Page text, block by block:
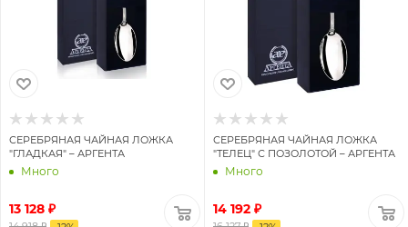
СЕРЕБРЯНАЯ ЧАЙНАЯ ЛОЖКА
"ГЛАДКАЯ" – АРГЕНТА
Много
13 128 ₽
СЕРЕБРЯНАЯ ЧАЙНАЯ ЛОЖКА
"ТЕЛЕЦ" С ПОЗОЛОТОЙ – АРГЕНТА
Много
14 192 ₽